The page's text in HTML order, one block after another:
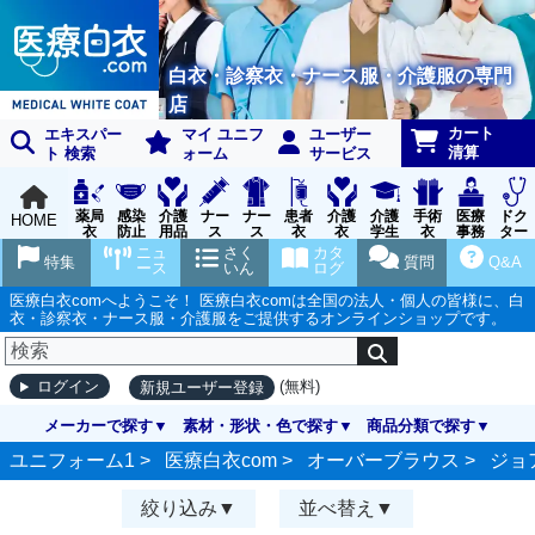
白衣・診察衣・ナース服・介護服の専門
店
エキスパー
ト 検索
マイ ユニフ
ォーム
ユーザー
サービス
カート
清算
HOME
薬局
衣
感染
防止
用品
介護
用品
ナー
ス
グッ
ズ
ナー
ス
ウェ
ア
患者
衣
介護
衣
介護
学生
実習
衣
手術
衣
医療
事務
受付
ドク
ター
ア
Q&A
質問
カタ
ログ
さく
いん
ニュ
ース
特集
医療白衣comへようこそ！ 医療白衣comは全国の法人・個人の皆様に、白
衣・診察衣・ナース服・介護服をご提供するオンラインショップです。
ログイン 新規ユーザー登録 (無料)
メーカーで探す 素材・形状・色で探す 商品分類で探す
ユニフォーム1 > 医療白衣com > オーバーブラウス > ジョ
絞り込み 並べ替え